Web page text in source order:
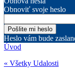
Obnoviť svoje heslo
Heslo vám bude
Úvod
« Všetky Udalosti